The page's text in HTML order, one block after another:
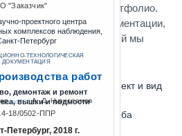
"Заказчик"
проектного центра
комплексов наблюдения,
Петербург
ТЕХНОЛОГИЧЕСКАЯ
ДОКУМЕНТАЦИЯ
работ
демонтаж и ремонт
вышки и подмости
18/0502-ППР
А. Д. Нурисламов
Петербург, 2018 г.
проект из нашего портфолио.
проработки документации,
оформления, который мы
объект.
под ваш объект и вид
площадки и способа